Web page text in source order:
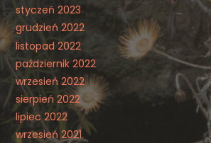
styczeń 2023
grudzień 2022
listopad 2022
październik 2022
wrzesień 2022
sierpień 2022
lipiec 2022
wrzesień 2021